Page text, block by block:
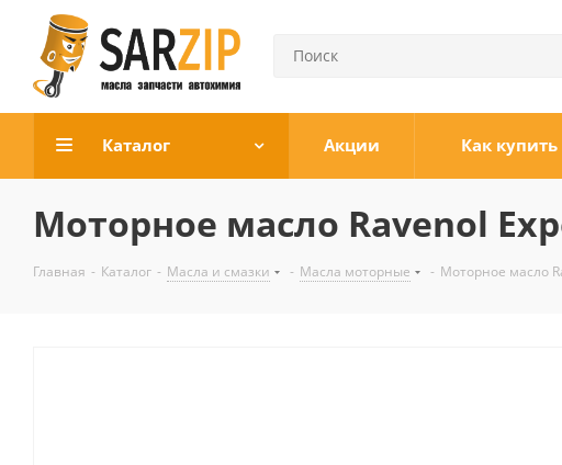
Каталог Акции Как купить
Моторное масло Ravenol
Главная - Каталог - Масла и смазки - Масла моторные - Моторное масло